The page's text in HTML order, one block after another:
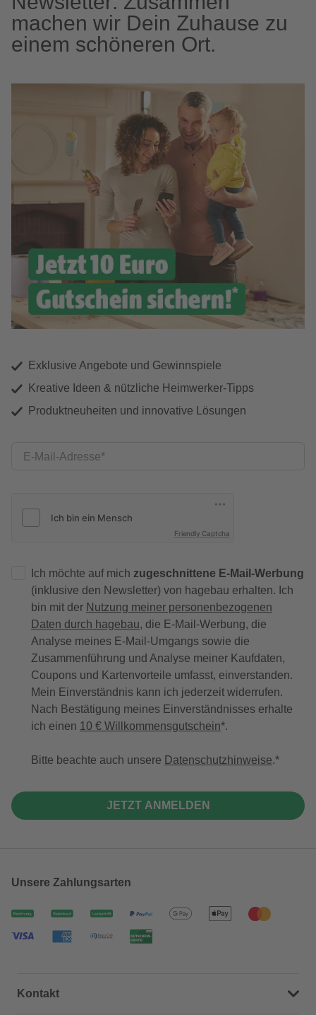
machen wir Dein Zuhause zu
einem schöneren Ort.
Exklusive Angebote und Gewinnspiele
Kreative Ideen & nützliche Heimwerker-Tipps
Produktneuheiten und innovative Lösungen
E-Mail-Adresse
Friendly Captcha
Ich möchte auf mich zugeschnittene E-Mail-Werbung
(inklusive den Newsletter) von hagebau erhalten. Ich
bin mit der Nutzung meiner personenbezogenen
Daten durch hagebau, die E-Mail-Werbung, die
Analyse meines E-Mail-Umgangs sowie die
Zusammenführung und Analyse meiner Kaufdaten,
Coupons und Kartenvorteile umfasst, einverstanden.
Mein Einverständnis kann ich jederzeit widerrufen.
Nach Bestätigung meines Einverständnisses erhalte
ich einen 10 € Willkommensgutschein*.
Bitte beachte auch unsere Datenschutzhinweise.
JETZT ANMELDEN
Unsere Zahlungsarten
Kontakt